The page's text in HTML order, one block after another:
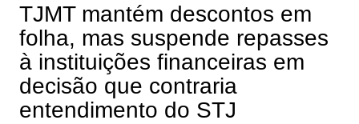
TJMT mantém descontos em
folha, mas suspende repasses
à instituições financeiras em
decisão que contraria
entendimento do STJ